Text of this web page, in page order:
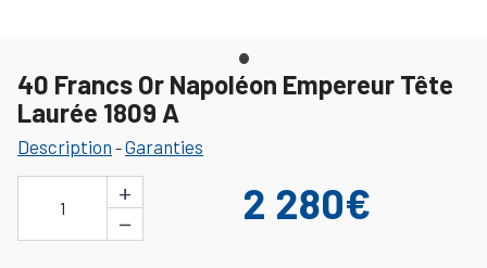
40 Francs Or Napoléon Empereur Tête
Laurée 1809 A
Description -Garanties
1
+
−
2 280€